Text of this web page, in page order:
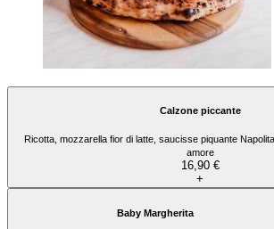
Calzone piccante
Ricotta, mozzarella fior di latte, saucisse piquante
amore
16,90 €
+
Baby Margherita